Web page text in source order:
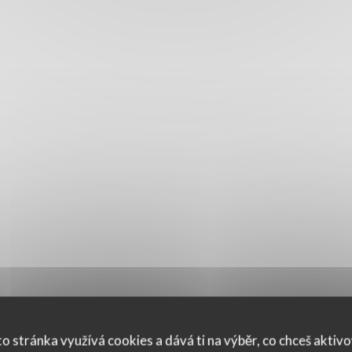
stránka využívá cookies a dává ti na výběr, co chceš